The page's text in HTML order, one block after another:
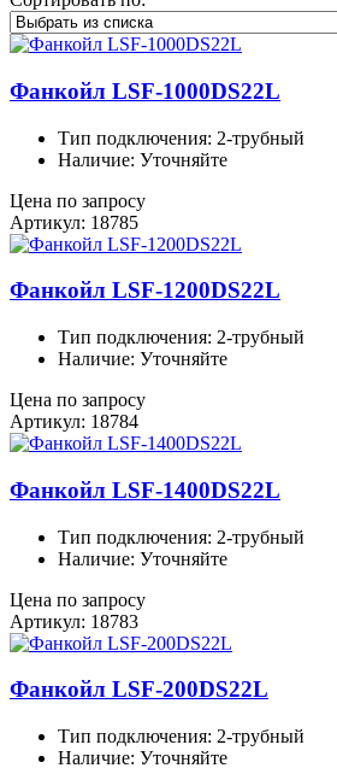
Фанкойл LSF-1000DS22L
Тип подключения: 2-трубный
Наличие: Уточняйте
Цена по запросу
Артикул: 18785
Фанкойл LSF-1200DS22L
Тип подключения: 2-трубный
Наличие: Уточняйте
Цена по запросу
Артикул: 18784
Фанкойл LSF-1400DS22L
Тип подключения: 2-трубный
Наличие: Уточняйте
Цена по запросу
Артикул: 18783
Фанкойл LSF-200DS22L
Тип подключения: 2-трубный
Наличие: Уточняйте